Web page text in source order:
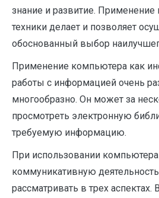
знание и развитие.
техники делает и позволяет
обоснованный выбор
Применение компьютера как
работы с информацией очень
многообразно. Он может за
просмотреть электронную
требуемую информацию.
При использовании
коммуникативную
рассматривать в трех